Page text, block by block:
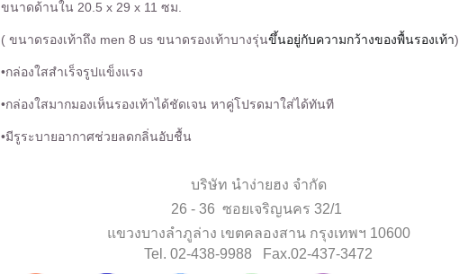
ขนาดด้านใน 20.5 x 29 x 11 ซม.
( ขนาดรองเท้าถึง men 8 us ขนาดรองเท้าบางรุ่นขึ้นอยู่กับความกว้างของพื้นรองเท้า)
•กล่องใสสำเร็จรูปแข็งแรง
•กล่องใสมากมองเห็นรองเท้าได้ชัดเจน หาคู่โปรดมาใส่ได้ทันที
•มีรูระบายอากาศช่วยลดกลิ่นอับชื้น
บริษัท นำง่ายฮง จำกัด
26 - 36 ซอยเจริญนคร 32/1
แขวงบางลำภูล่าง เขตคลองสาน กรุงเทพฯ 10600
Tel. 02-438-9988 Fax.02-437-3472